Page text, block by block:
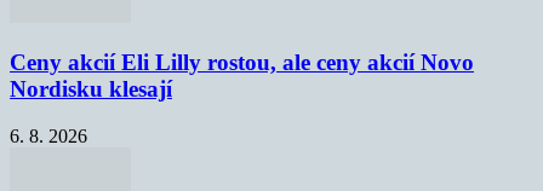
Ceny akcií Eli Lilly rostou, ale ceny akcií Novo
Nordisku klesají
6. 8. 2026